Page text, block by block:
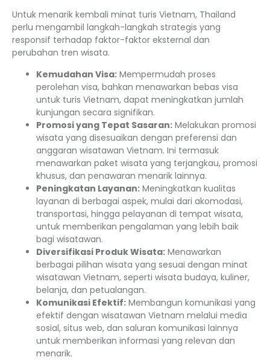
Untuk menarik kembali minat turis Vietnam, Thailand
perlu mengambil langkah-langkah strategis yang
responsif terhadap faktor-faktor eksternal dan
perubahan tren wisata.
Kemudahan Visa: Mempermudah proses
perolehan visa, bahkan menawarkan bebas visa
untuk turis Vietnam, dapat meningkatkan jumlah
kunjungan secara signifikan.
Promosi yang Tepat Sasaran: Melakukan promosi
wisata yang disesuaikan dengan preferensi dan
anggaran wisatawan Vietnam. Ini termasuk
menawarkan paket wisata yang terjangkau, promosi
khusus, dan penawaran menarik lainnya.
Peningkatan Layanan: Meningkatkan kualitas
layanan di berbagai aspek, mulai dari akomodasi,
transportasi, hingga pelayanan di tempat wisata,
untuk memberikan pengalaman yang lebih baik
bagi wisatawan.
Diversifikasi Produk Wisata: Menawarkan
berbagai pilihan wisata yang sesuai dengan minat
wisatawan Vietnam, seperti wisata budaya, kuliner,
belanja, dan petualangan.
Komunikasi Efektif: Membangun komunikasi yang
efektif dengan wisatawan Vietnam melalui media
sosial, situs web, dan saluran komunikasi lainnya
untuk memberikan informasi yang relevan dan
menarik.